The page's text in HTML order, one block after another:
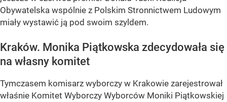
Obywatelska wspólnie z Polskim Stronnictwem Ludowym
miały wystawić ją pod swoim szyldem.
Kraków. Monika Piątkowska zdecydowała się
na własny komitet
Tymczasem komisarz wyborczy w Krakowie zarejestrował
właśnie Komitet Wyborczy Wyborców Moniki Piątkowskiej